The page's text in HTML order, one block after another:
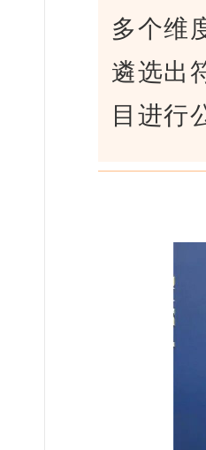
多个维
遴选出
目进行